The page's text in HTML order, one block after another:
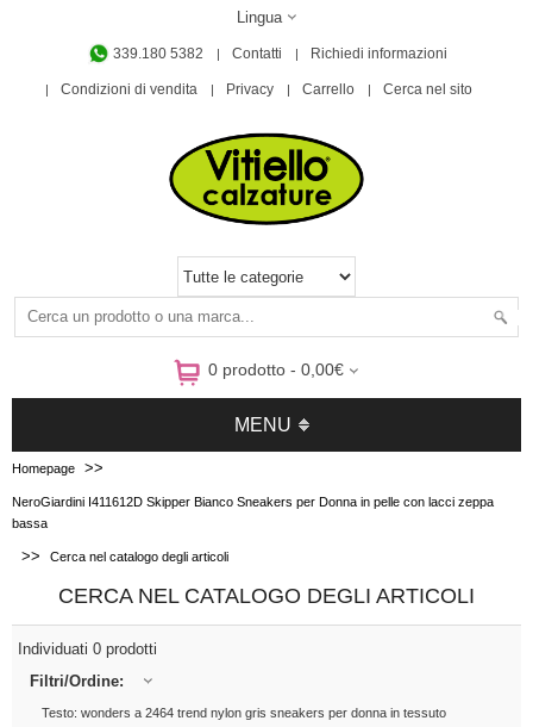
Lingua
339.180 5382 Contatti Richiedi informazioni
Condizioni di vendita Privacy Carrello Cerca nel sito
0 prodotto - 0,00€
MENU
Homepage >>
NeroGiardini I411612D Skipper Bianco Sneakers per Donna in pelle con lacci zeppa
bassa
>> Cerca nel catalogo degli articoli
CERCA NEL CATALOGO DEGLI ARTICOLI
Individuati 0 prodotti
Filtri/Ordine:
Testo: wonders a 2464 trend nylon gris sneakers per donna in tessuto